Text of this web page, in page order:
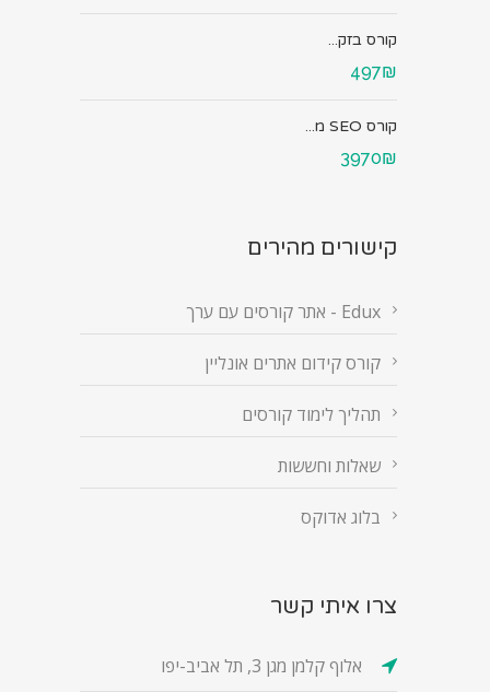
קורס בזק...
497₪
קורס SEO מ...
3970₪
קישורים מהירים
Edux - אתר קורסים עם ערך
קורס קידום אתרים אונליין
תהליך לימוד קורסים
שאלות וחששות
בלוג אדוקס
צרו איתי קשר
אלוף קלמן מגן 3, תל אביב-יפו